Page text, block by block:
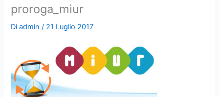
proroga_miur
Diadmin/ 21 Luglio 2017